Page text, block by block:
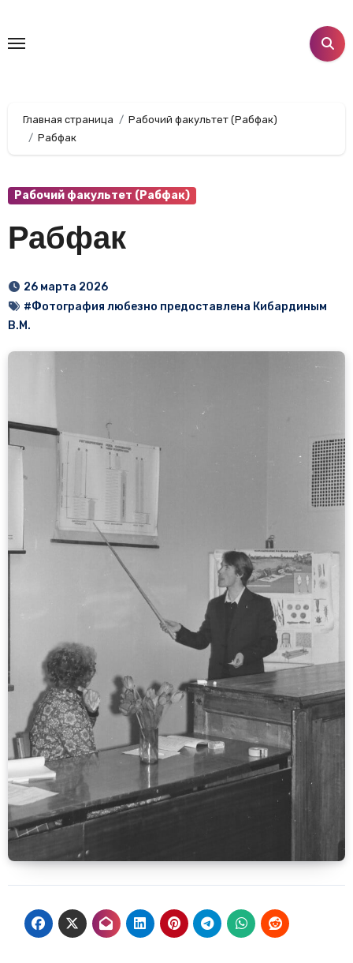
содержанию
Главная страница
Рабочий факультет (Рабфак)
Рабфак
Рабочий факультет (Рабфак)
Рабфак
26 марта 2026
#Фотография любезно предоставлена Кибардиным
В.М.